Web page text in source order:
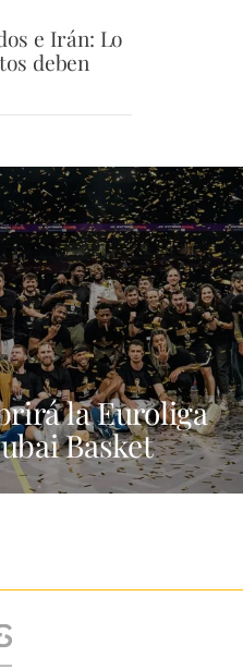
e Irán: Lo
deben
la Euroliga
Basket